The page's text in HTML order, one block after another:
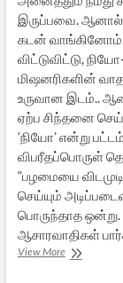
இருப்பவை. ஆனால்
கடன்
விட்டுவிட்டு,
மிஷனரிகளின்
உருவான இடம்..
ஏற்ப சிந்தனை
‘நியோ’ என்று
விபரீதப்பொருள்
“பழமையை
செய்யும்
பொருந்தாத
ஆசாரவாதிகள்
View Moreகண்ணனின்